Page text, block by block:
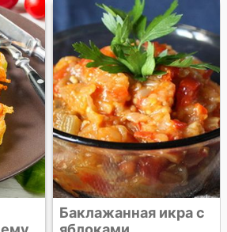
с
Кабачковая икра
кусочками